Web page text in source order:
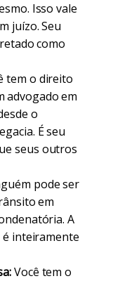
Isso vale
juízo. Seu
como
tem o direito
advogado em
o
É seu
seus outros
pode ser
em
A
inteiramente
Você tem o